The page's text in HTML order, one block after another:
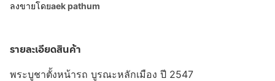
ลงขายโดยaek pathum
รายละเอียดสินค้า
พระบูชาตั้งหน้ารถ บูรณะหลักเมือง ปี 2547